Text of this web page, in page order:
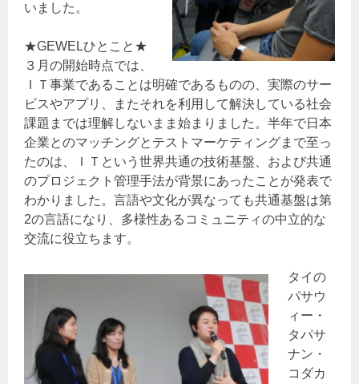
いました。
★GEWELひとこと★
３月の開始時点では、
ＩＴ事業であることは明確であるものの、実際のサー
ビスやアプリ、またそれを利用して解決している社会
課題までは理解しないまま始まりました。半年で日本
企業とのマッチングとテストマーケティングまで至っ
たのは、ＩＴという世界共通の技術基盤、および共通
のプロジェクト管理手法が背景にあったことが発表で
わかりました。言語や文化が異なっても共通基盤は第
2の言語になり、多様性あるコミュニティの中立的な
交流に役立ちます。
タイの
パサウ
ィー・
タパサ
ナン・
コダカ